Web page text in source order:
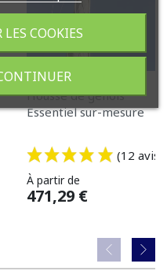
Housse de génois
Essentiel sur-mesure
(12 avis)
Prix
À partir de
471,29 €
COOKIES